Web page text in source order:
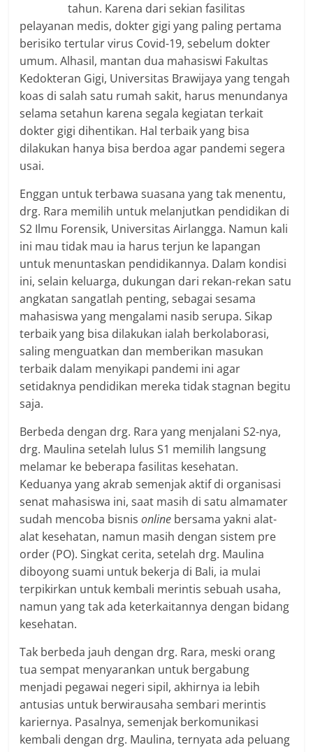
tahun. Karena dari sekian fasilitas
pelayanan medis, dokter gigi yang paling pertama
berisiko tertular virus Covid-19, sebelum dokter
umum. Alhasil, mantan dua mahasiswi Fakultas
Kedokteran Gigi, Universitas Brawijaya yang tengah
koas di salah satu rumah sakit, harus menundanya
selama setahun karena segala kegiatan terkait
dokter gigi dihentikan. Hal terbaik yang bisa
dilakukan hanya bisa berdoa agar pandemi segera
usai.
Enggan untuk terbawa suasana yang tak menentu,
drg. Rara memilih untuk melanjutkan pendidikan di
S2 Ilmu Forensik, Universitas Airlangga. Namun kali
ini mau tidak mau ia harus terjun ke lapangan
untuk menuntaskan pendidikannya. Dalam kondisi
ini, selain keluarga, dukungan dari rekan-rekan satu
angkatan sangatlah penting, sebagai sesama
mahasiswa yang mengalami nasib serupa. Sikap
terbaik yang bisa dilakukan ialah berkolaborasi,
saling menguatkan dan memberikan masukan
terbaik dalam menyikapi pandemi ini agar
setidaknya pendidikan mereka tidak stagnan begitu
saja.
Berbeda dengan drg. Rara yang menjalani S2-nya,
drg. Maulina setelah lulus S1 memilih langsung
melamar ke beberapa fasilitas kesehatan.
Keduanya yang akrab semenjak aktif di organisasi
senat mahasiswa ini, saat masih di satu almamater
sudah mencoba bisnisonline bersama yakni alat-
alat kesehatan, namun masih dengan sistem pre
order (PO). Singkat cerita, setelah drg. Maulina
diboyong suami untuk bekerja di Bali, ia mulai
terpikirkan untuk kembali merintis sebuah usaha,
namun yang tak ada keterkaitannya dengan bidang
kesehatan.
Tak berbeda jauh dengan drg. Rara, meski orang
tua sempat menyarankan untuk bergabung
menjadi pegawai negeri sipil, akhirnya ia lebih
antusias untuk berwirausaha sembari merintis
kariernya. Pasalnya, semenjak berkomunikasi
kembali dengan drg. Maulina, ternyata ada peluang